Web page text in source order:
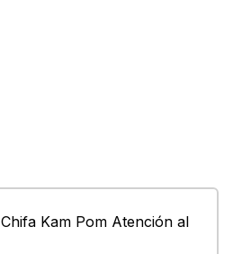
Chifa Kam Pom Atención al